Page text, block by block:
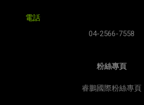
電
04-2566-7558
粉絲專頁
睿鵬國際粉絲專頁